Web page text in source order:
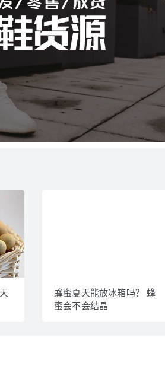
蜂蜜夏天能放冰箱吗？ 蜂
蜜会不会结晶